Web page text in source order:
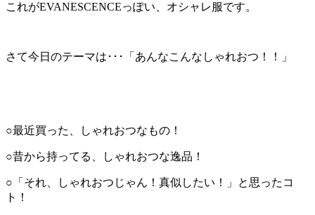
これがEVANESCENCEっぽい、オシャレ服です。
さて今日のテーマは･･･「あんなこんなしゃれおつ！！」
○最近買った、しゃれおつなもの！
○昔から持ってる、しゃれおつな逸品！
○「それ、しゃれおつじゃん！真似したい！」と思ったコ
ト！